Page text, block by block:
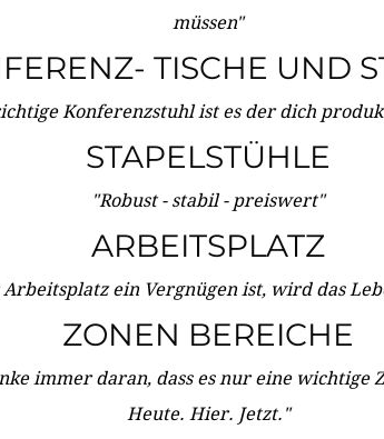
müssen"
TISCHE UND
Konferenzstuhl ist es der dich
STAPELSTÜHLE
"Robust - stabil - preiswert"
ARBEITSPLATZ
Arbeitsplatz ein Vergnügen ist, wird das
ZONEN BEREICHE
immer daran, dass es nur eine wichtige
Heute. Hier. Jetzt."